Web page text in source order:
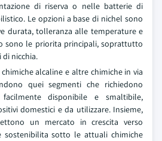
di riserva o nelle batterie di
Le opzioni a base di nichel sono
durata, tolleranza alle temperature e
sono le priorita principali, soprattutto
nicchia.
alcaline e altre chimiche in via
quei segmenti che richiedono
facilmente disponibile e smaltibile,
domestici e da utilizzare. Insieme,
un mercato in crescita verso
sostenibilita sotto le attuali chimiche